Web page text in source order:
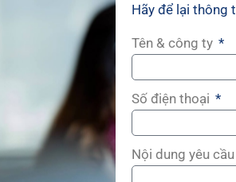
Hãy để lại thông
Tên & công ty
Số điện thoại
Nội dung yêu cầu